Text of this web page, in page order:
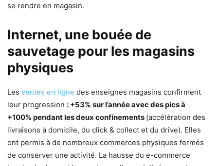
se rendre en magasin.
Internet, une bouée de
sauvetage pour les magasins
physiques
Les ventes en ligne des enseignes magasins confirment
leur progression : +53% sur l’année avec des pics à
+100% pendant les deux confinements (accélération des
livraisons à domicile, du click & collect et du drive). Elles
ont permis à de nombreux commerces physiques fermés
de conserver une activité. La hausse du e-commerce